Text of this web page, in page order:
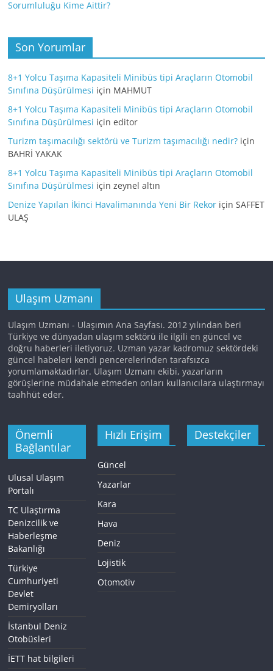
Sorumluluğu Kime Aittir?
Son Yorumlar
8+1 Yolcu Taşıma Kapasiteli Minibüs tipi Araçların Otomobil
Sınıfına Düşürülmesi için MAHMUT
8+1 Yolcu Taşıma Kapasiteli Minibüs tipi Araçların Otomobil
Sınıfına Düşürülmesi içineditor
Turizm taşımacılığı sektörü ve Turizm taşımacılığı nedir? için
BAHRİ YAKAK
8+1 Yolcu Taşıma Kapasiteli Minibüs tipi Araçların Otomobil
Sınıfına Düşürülmesi içinzeynel altın
Denize Yapılan İkinci Havalimanında Yeni Bir Rekor içinSAFFET
ULAŞ
Ulaşım Uzmanı
Ulaşım Uzmanı - Ulaşımın Ana Sayfası. 2012 yılından beri
Türkiye ve dünyadan ulaşım sektörü ile ilgili en güncel ve
doğru haberleri iletiyoruz. Uzman yazar kadromuz sektördeki
güncel habeleri kendi pencerelerinden tarafsızca
yorumlamaktadırlar. Ulaşım Uzmanı ekibi, yazarların
görüşlerine müdahale etmeden onları kullanıcılara ulaştırmayı
taahhüt eder.
Önemli
Bağlantılar
Ulusal Ulaşım
Portalı
TC Ulaştırma
Denizcilik ve
Haberleşme
Bakanlığı
Türkiye
Cumhuriyeti
Devlet
Demiryolları
İstanbul Deniz
Otobüsleri
İETT hat bilgileri
Hızlı Erişim
Güncel
Yazarlar
Kara
Hava
Deniz
Lojistik
Otomotiv
Destekçiler